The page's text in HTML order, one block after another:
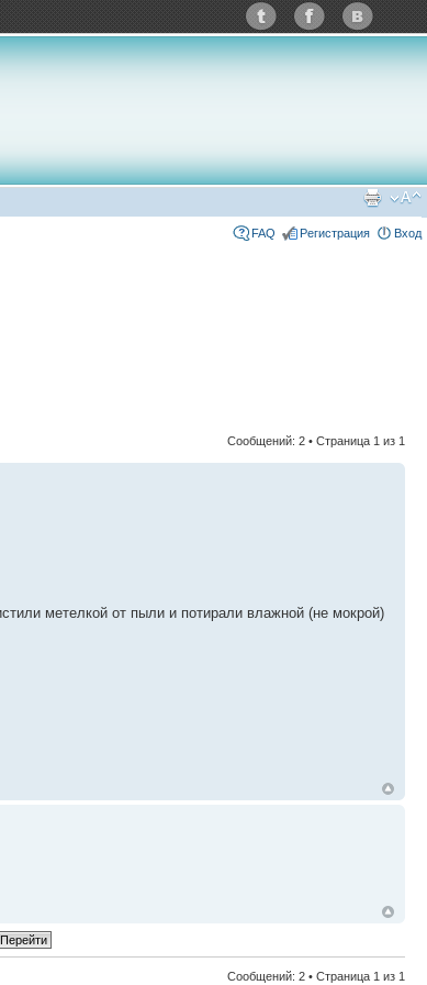
FAQ Регистрация Вход
Сообщений: 2 • Страница 1 из 1
метелкой от пыли и потирали влажной (не мокрой)
Сообщений: 2 • Страница 1 из 1